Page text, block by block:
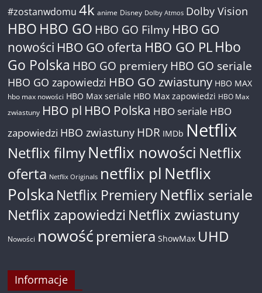
#zostanwdomu 4k anime Disney Dolby Atmos Dolby Vision
HBO HBO GO HBO GO Filmy HBO GO
nowości HBO GO oferta HBO GO PL Hbo
Go Polska HBO GO premiery HBO GO seriale
HBO GO zapowiedzi HBO GO zwiastuny HBO MAX
hbo max nowości HBO Max seriale HBO Max zapowiedzi HBO Max
zwiastuny HBO pl HBO Polska HBO seriale HBO
zapowiedzi HBO zwiastuny HDR IMDb Netflix
Netflix filmyNetflix nowości Netflix
oferta Netflix Originals netflix pl Netflix
Polska Netflix PremieryNetflix seriale
Netflix zapowiedzi Netflix zwiastuny
Nowości nowość premiera ShowMax UHD
Informacje